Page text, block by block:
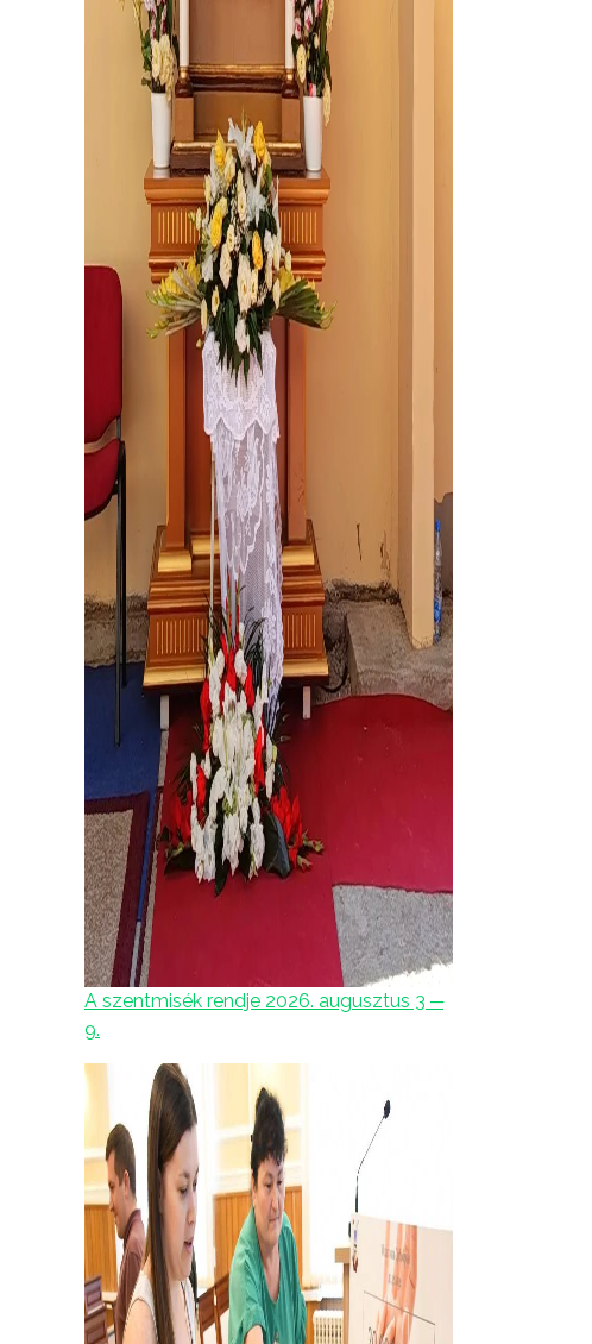
A szentmisék rendje 2026. augusztus 3 ─
9.